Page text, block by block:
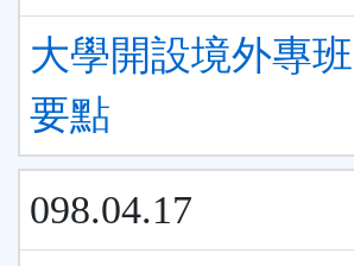
大學開設境外專
要點
098.04.17